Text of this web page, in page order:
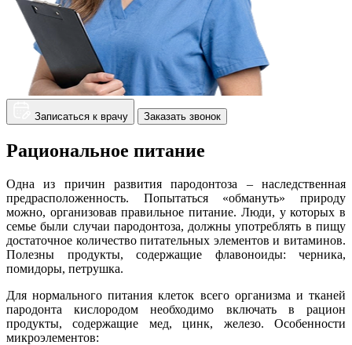
Записаться к врачу Заказать звонок
Рациональное питание
Одна из причин развития пародонтоза – наследственная
предрасположенность. Попытаться «обмануть» природу
можно, организовав правильное питание. Люди, у которых в
семье были случаи пародонтоза, должны употреблять в пищу
достаточное количество питательных элементов и витаминов.
Полезны продукты, содержащие флавоноиды: черника,
помидоры, петрушка.
Для нормального питания клеток всего организма и тканей
пародонта кислородом необходимо включать в рацион
продукты, содержащие мед, цинк, железо. Особенности
микроэлементов: